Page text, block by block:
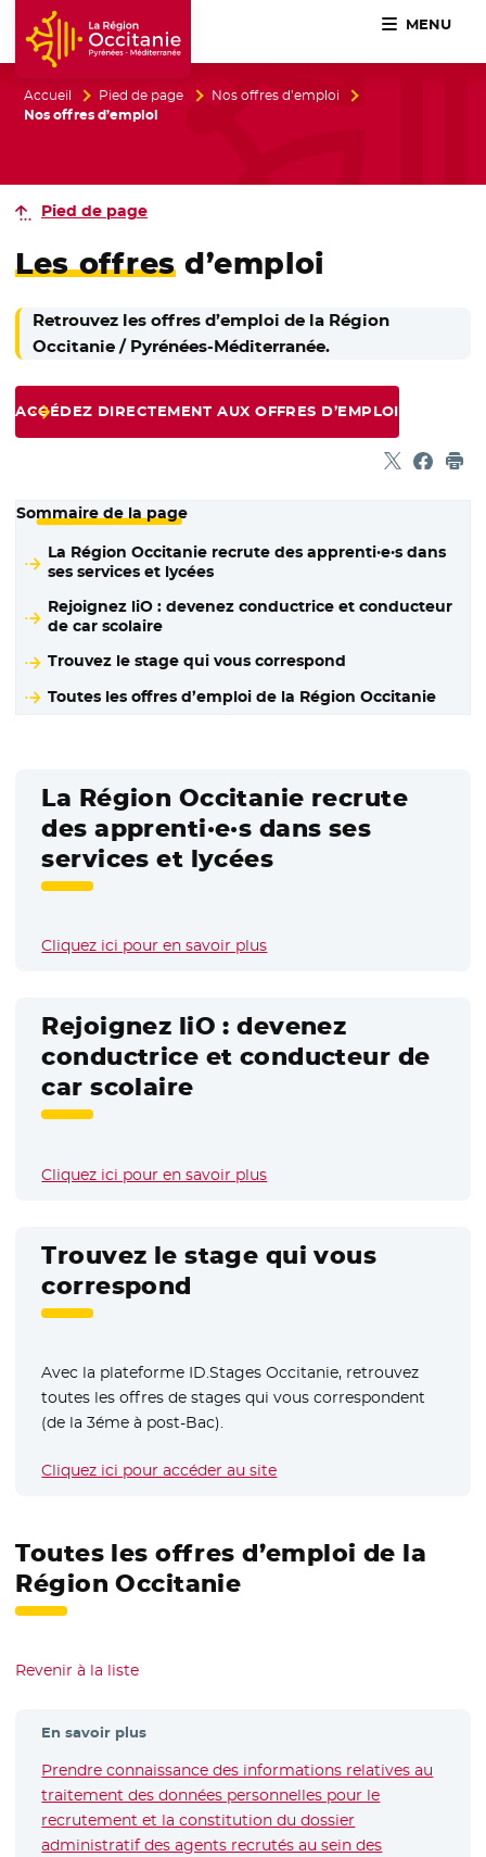
Accueil Région Occitanie / Pyrénées-Méditerranée
MENU
Accueil Pied de page
Nos offres d’emploi
Nos offres d’emploi
Pied de page
Les offresd’emploi
Retrouvez les offres d’emploi de la Région
Occitanie / Pyrénées-Méditerranée.
ACCÉDEZ DIRECTEMENT AUX OFFRES D’EMPLOI
Partager
- Nouvelle
-
Sommaire de la page
La Région Occitanie recrute des apprenti·e·s dans
ses services et lycées
Rejoignez liO : devenez conductrice et conducteur
de car scolaire
Trouvez le stage qui vous correspond
Toutes les offres d’emploi de la Région Occitanie
La Région Occitanie recrute
des apprenti·e·s dans ses
services et lycées
Cliquez ici pour en savoir plus
Rejoignez liO : devenez
conductrice et conducteur de
car scolaire
Cliquez ici pour en savoir plus
Trouvez le stage qui vous
correspond
Avec la plateforme ID.Stages Occitanie, retrouvez
toutes les offres de stages qui vous correspondent
(de la 3éme à post-Bac).
Cliquez ici pour accéder au site
Toutes les offres d’emploi de la
Région Occitanie
Revenir à la liste
En savoir plus
Prendre connaissance des informations relatives au
traitement des données personnelles pour le
recrutement et la constitution du dossier
administratif des agents recrutés au sein des